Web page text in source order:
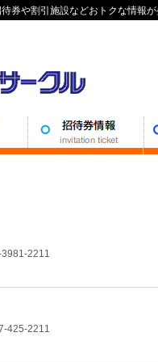
券や割引施設などおトクな情報
2211
2211